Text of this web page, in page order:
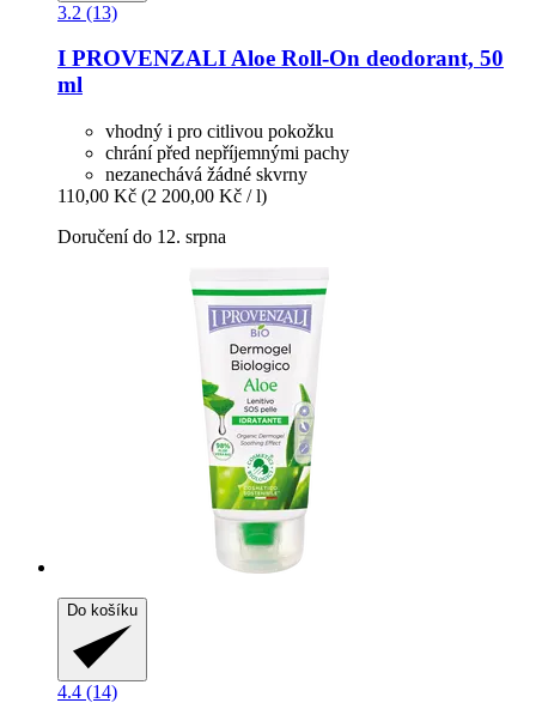
3.2 (13)
I PROVENZALIAloe Roll-​On deodorant, 50
ml
vhodný i pro citlivou pokožku
chrání před nepříjemnými pachy
nezanechává žádné skvrny
110,00 Kč (2 200,00 Kč / l)
Doručení do 12. srpna
Do košíku
4.4 (14)